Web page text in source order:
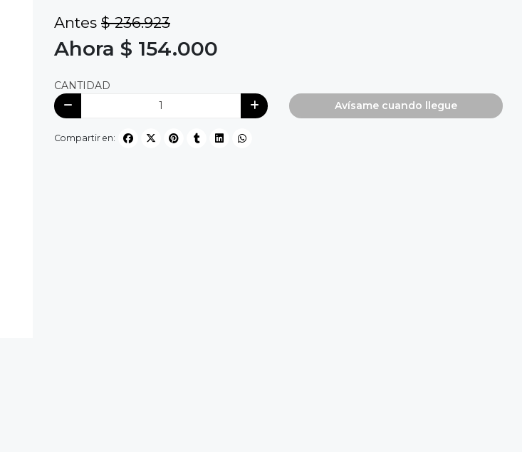
Antes $ 236.923
Ahora $ 154.000
CANTIDAD
Avísame cuando llegue
Compartir en: